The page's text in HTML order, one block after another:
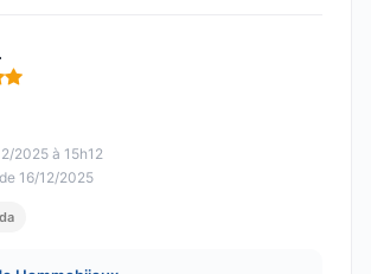
5
2025 à 15h12
16/12/2025